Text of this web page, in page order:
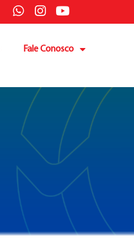
Fale Conosco